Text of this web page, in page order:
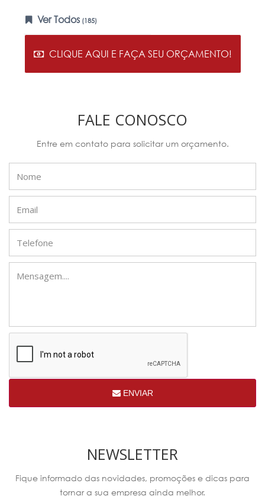
Ver Todos (185)
CLIQUE AQUI E FAÇA SEU ORÇAMENTO!
FALE CONOSCO
Entre em contato para solicitar um orçamento.
ENVIAR
NEWSLETTER
Fique informado das novidades, promoções e dicas para
tornar a sua empresa ainda melhor.